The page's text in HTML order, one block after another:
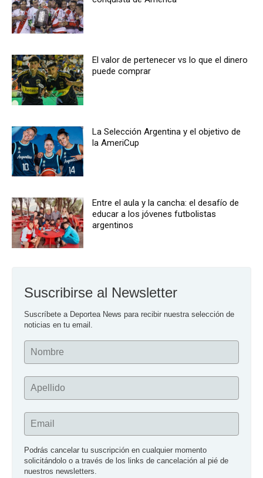
El valor de pertenecer vs lo que el dinero
puede comprar
La Selección Argentina y el objetivo de
la AmeriCup
Entre el aula y la cancha: el desafío de
educar a los jóvenes futbolistas
argentinos
Suscribirse al Newsletter
Suscríbete a Deportea News para recibir nuestra selección de
noticias en tu email.
Nombre
Apellido
Email
Podrás cancelar tu suscripción en cualquier momento
solicitándolo o a través de los links de cancelación al pié de
nuestros newsletters.